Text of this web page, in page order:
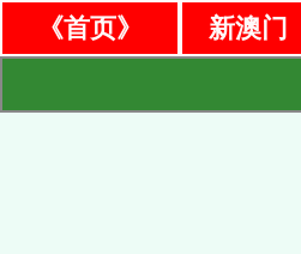
《首页》 新澳门